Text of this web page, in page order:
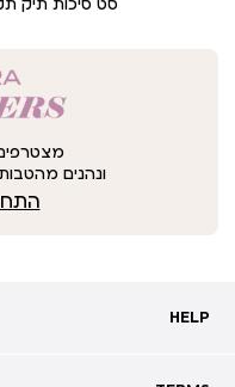
סט סיכות תיק
ונהנים
HELP
HELP
שאלות ותשובות